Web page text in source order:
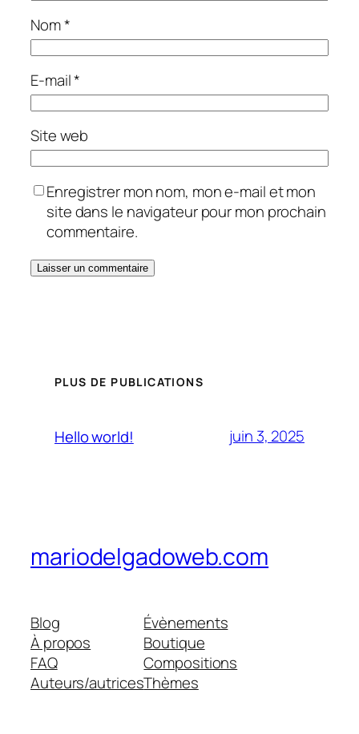
Nom*
E-mail*
Site web
Enregistrer mon nom, mon e-mail et mon
site dans le navigateur pour mon prochain
commentaire.
PLUS DE PUBLICATIONS
Hello world! juin 3, 2025
mariodelgadoweb.com
Blog
À propos
FAQ
Auteurs/autrices
Évènements
Boutique
Compositions
Thèmes